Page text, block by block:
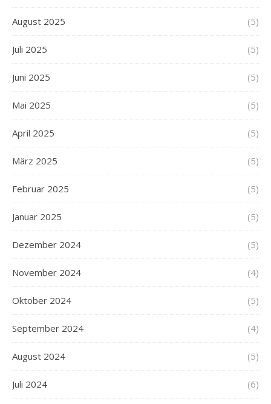
August 2025 (5)
Juli 2025 (5)
Juni 2025 (5)
Mai 2025 (5)
April 2025 (5)
März 2025 (5)
Februar 2025 (5)
Januar 2025 (5)
Dezember 2024 (5)
November 2024 (4)
Oktober 2024 (5)
September 2024 (4)
August 2024 (5)
Juli 2024 (6)